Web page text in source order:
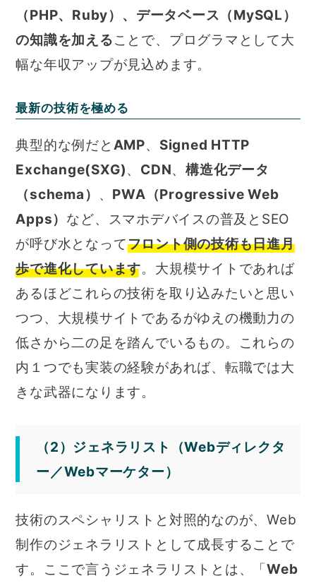
（PHP、Ruby）、データベース（MySQL）
の知識を加えることで、プログラマとして大
幅な年収アップが見込めます。
最新の技術を極める
典型的な例だと AMP、 Signed HTTP
Exchange(SXG)、 CDN、構造化データ
（schema）
、 PWA（Progressive Web
Apps） など、スマホデバイスの普及とSEO
が呼び水となってフロント側の技術も日進月
歩で進化しています。大規模サイトであれば
あるほどこれらの技術を取り込みたいと思い
つつ、大規模サイトであるがゆえの機動力の
低さから二の足を踏んでいるもの。これらの
内１つでも実装の経験があれば、転職では大
きな武器になります。
（2）ジェネラリスト（Webディレクタ
ー／Webマーケター）
技術のスペシャリストと対照的なのが、Web
制作のジェネラリストとして成長することで
す。ここで言うジェネラリストとは、「Web